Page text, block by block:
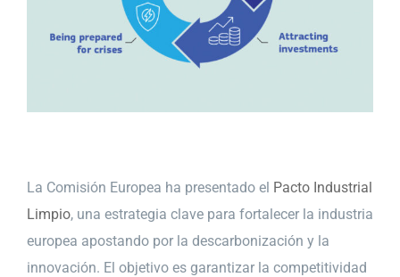
La Comisión Europea ha presentado el Pacto Industrial
Limpio, una estrategia clave para fortalecer la industria
europea apostando por la descarbonización y la
innovación. El objetivo es garantizar la competitividad